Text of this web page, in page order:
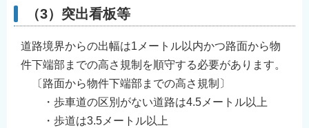
（3）突出看板等
道路境界からの出幅は1メートル以内かつ路面から物
件下端部までの高さ規制を順守する必要があります。
〔路面から物件下端部までの高さ規制〕
・歩車道の区別がない道路は4.5メートル以上
・歩道は3.5メートル以上